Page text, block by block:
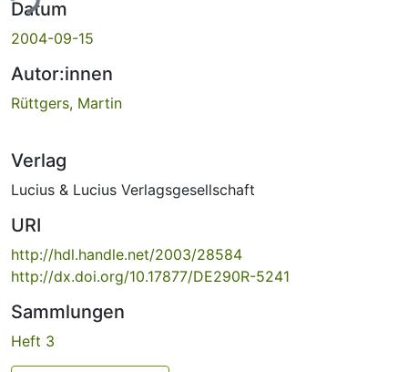
Datum
2004-09-15
Autor:innen
Rüttgers, Martin
Verlag
Lucius & Lucius Verlagsgesellschaft
URI
http://hdl.handle.net/2003/28584
http://dx.doi.org/10.17877/DE290R-5241
Sammlungen
Heft 3